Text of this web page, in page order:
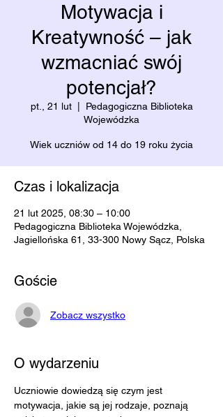
Motywacja i
Kreatywność – jak
wzmacniać swój
potencjał?
pt., 21 lut
  |
Pedagogiczna Biblioteka
Wojewódzka
Wiek uczniów od 14 do 19 roku życia
Czas i lokalizacja
21 lut 2025, 08:30 – 10:00
Pedagogiczna Biblioteka Wojewódzka,
Jagiellońska 61, 33-300 Nowy Sącz, Polska
Goście
Zobacz wszystko
O wydarzeniu
Uczniowie dowiedzą się czym jest
motywacja, jakie są jej rodzaje, poznają